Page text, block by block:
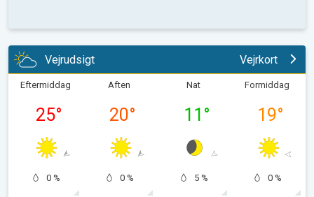
Vejrudsigt Vejrkort
Eftermiddag
25°
0 %
Aften
20°
0 %
Nat
11 °
5 %
Formiddag
19°
0 %